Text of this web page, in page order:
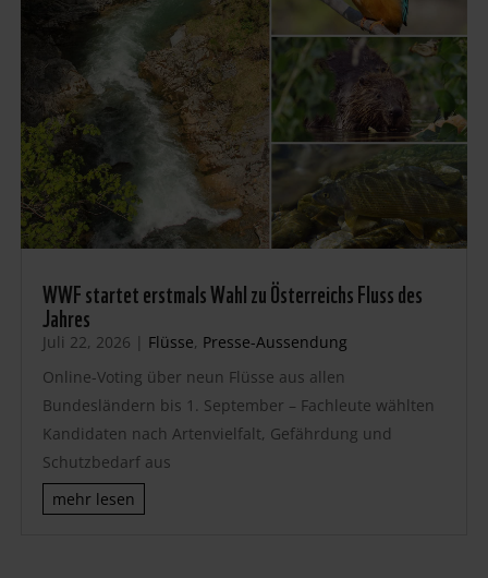
WWF startet erstmals Wahl zu Österreichs Fluss des
Jahres
Juli 22, 2026 | Flüsse, Presse-Aussendung
Online-Voting über neun Flüsse aus allen
Bundesländern bis 1. September – Fachleute wählten
Kandidaten nach Artenvielfalt, Gefährdung und
Schutzbedarf aus
mehr lesen